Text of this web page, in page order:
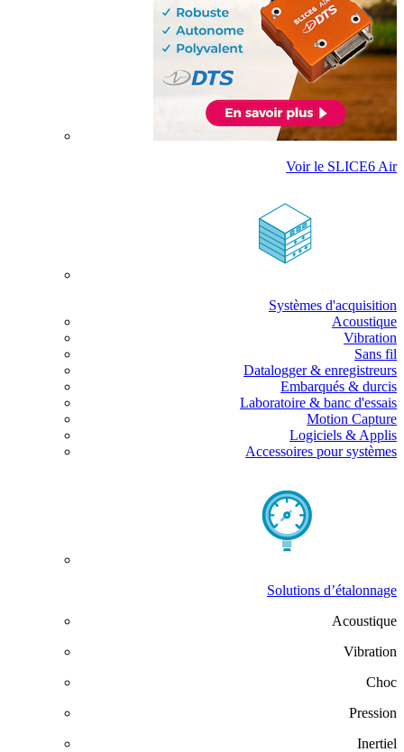
Voir le SLICE6 Air
Systèmes d'acquisition
Acoustique
Vibration
Sans fil
Datalogger & enregistreurs
Embarqués & durcis
Laboratoire & banc d'essais
Motion Capture
Logiciels & Applis
Accessoires pour systèmes
Solutions d’étalonnage
Acoustique
Vibration
Choc
Pression
Inertiel